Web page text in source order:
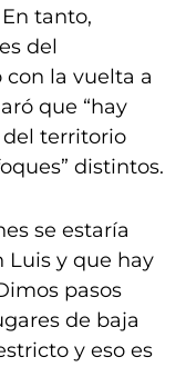
tanto,
del
la vuelta a
que “hay
territorio
distintos.
se estaría
Luis y que hay
pasos
de baja
y eso es